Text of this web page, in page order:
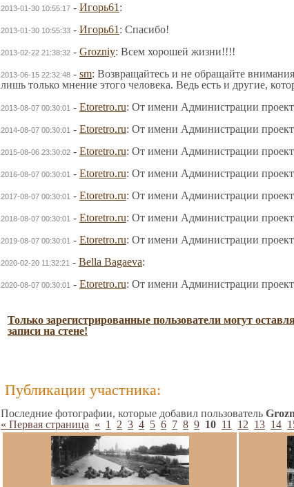
2013-01-30 10:55:17 - Игорь61 :
2013-01-30 10:55:33 - Игорь61 : Спасибо!
2013-02-22 21:38:32 - Grozniy: Всем хорошей жизни!!!!
2013-06-15 22:32:48 - sm: Возвращайтесь и не обращайте
лишь только мнение этого человека. Ведь есть и другие,
2013-08-07 00:30:01 - Etoretro.ru: От имени Администрации
2014-08-07 00:30:01 - Etoretro.ru: От имени Администрации
2015-08-06 23:30:02 - Etoretro.ru: От имени Администрации
2016-08-07 00:30:01 - Etoretro.ru: От имени Администрации
2017-08-07 00:30:01 - Etoretro.ru: От имени Администрации
2018-08-07 00:30:01 - Etoretro.ru: От имени Администрации
2019-08-07 00:30:01 - Etoretro.ru: От имени Администрации
2020-02-20 11:32:21 - Bella Bagaeva:
2020-08-07 00:30:01 - Etoretro.ru: От имени Администрации
Только зарегистрированные пользователи могут
записи на стене!
Публикации участника:
Последние фотографии, которые добавил пользователь
« Первая страница « 1 2 3 4 5 6 7 8 9 10 11 12 13 14